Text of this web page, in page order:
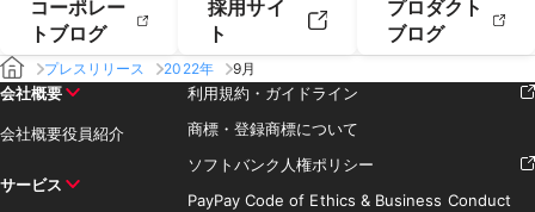
コーポレー
トブログ
採用サイ
ト
プロダクト
ブログ
プレスリリース 2022年 9月
会社概要
会社概要役員紹介
サービス
利用規約・ガイドライン
商標・登録商標について
ソフトバンク人権ポリシー
PayPay Code of Ethics & Business Conduct